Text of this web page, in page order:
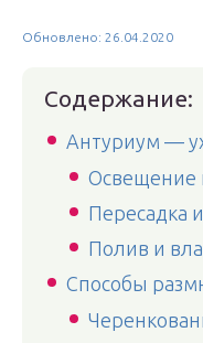
Обновлено: 26.04.2020
Содержание:
Антуриум —
Освещение
Пересадка
Полив и
Способы